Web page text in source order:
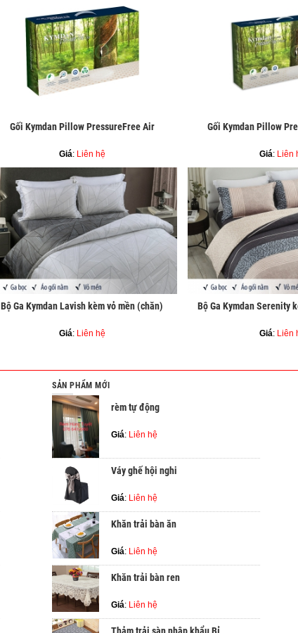
Gối Kymdan Pillow PressureFree Air
Giá: Liên hệ
Gối Kymdan Pillow
Giá: Liên
Bộ Ga Kymdan Lavish kèm vỏ mền (chăn)
Giá: Liên hệ
Bộ Ga Kymdan Serenity
Giá: Liên
SẢN PHẨM MỚI
rèm tự động
Giá: Liên hệ
Váy ghế hội nghi
Giá: Liên hệ
Khăn trải bàn ăn
Giá: Liên hệ
Khăn trải bàn ren
Giá: Liên hệ
Thảm trải sàn nhập khẩu Bỉ